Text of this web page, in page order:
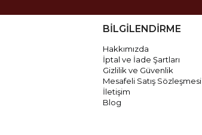
BİLGİLENDİRME
Hakkımızda
İptal ve İade Şartları
Gizlilik ve Güvenlik
Mesafeli Satış Sözleşmesi
İletişim
Blog